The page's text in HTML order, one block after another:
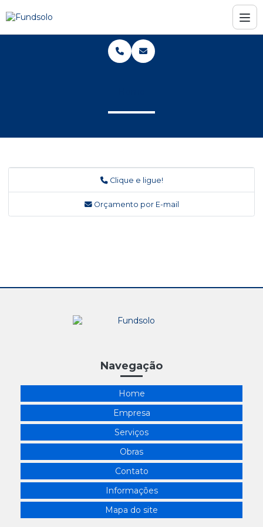
Clique e ligue!
Orçamento por E-mail
Navegação
Home
Empresa
Serviços
Obras
Contato
Informações
Mapa do site